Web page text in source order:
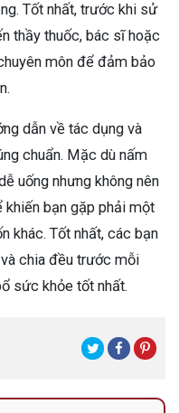
Tốt nhất, trước khi sử
thầy thuốc, bác sĩ hoặc
môn để đảm bảo
dẫn về tác dụng và
chuẩn. Mặc dù nấm
uống nhưng không nên
khiến bạn gặp phải một
khác. Tốt nhất, các bạn
chia đều trước mỗi
sức khỏe tốt nhất.